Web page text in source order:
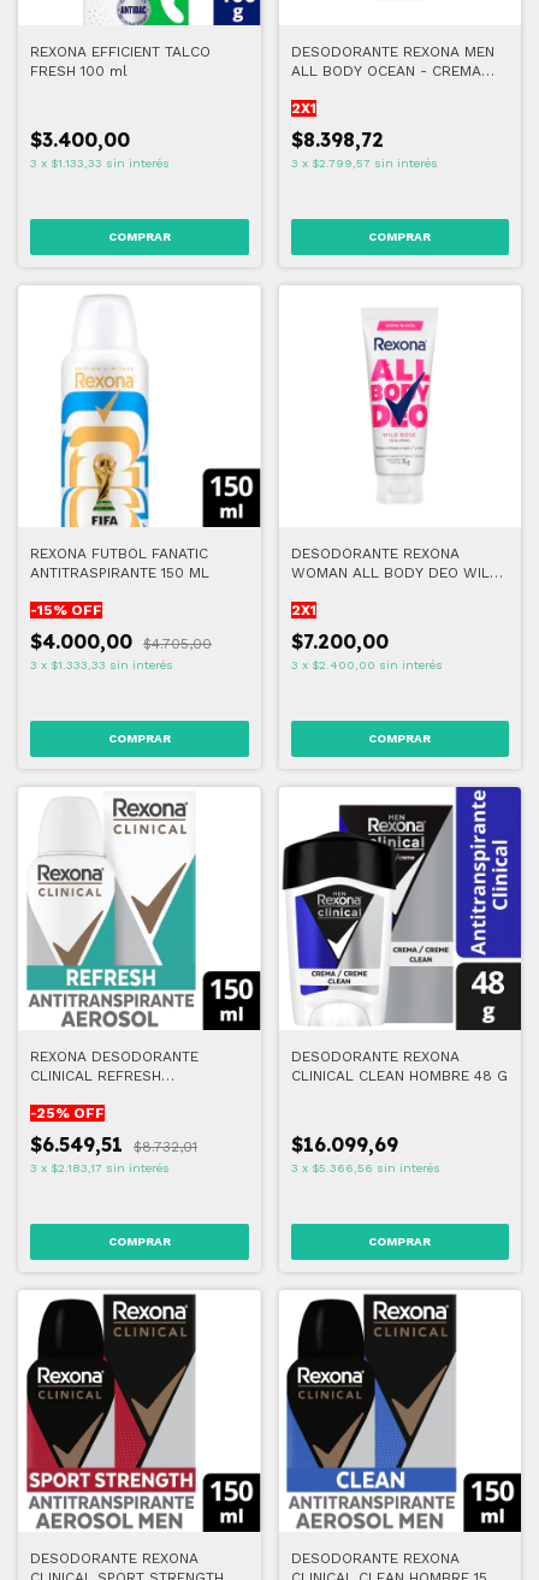
REXONA EFFICIENT TALCO
FRESH 100 ml
$3.400,00
3 x $1.133,33 sin interés
DESODORANTE REXONA MEN
ALL BODY OCEAN - CREMA
2X1
$8.398,72
3 x $2.799,57 sin interés
REXONA FUTBOL FANATIC
ANTITRASPIRANTE 150 ML
-15% OFF
$4.000,00 $4.705,00
3 x $1.333,33 sin interés
DESODORANTE REXONA
WOMAN ALL BODY DEO WILD
2X1
$7.200,00
3 x $2.400,00 sin interés
REXONA DESODORANTE
CLINICAL REFRESH
-25% OFF
$6.549,51 $8.732,01
3 x $2.183,17 sin interés
DESODORANTE REXONA
CLINICAL CLEAN HOMBRE 48 G
$16.099,69
3 x $5.366,56 sin interés
DESODORANTE REXONA
DESODORANTE REXONA